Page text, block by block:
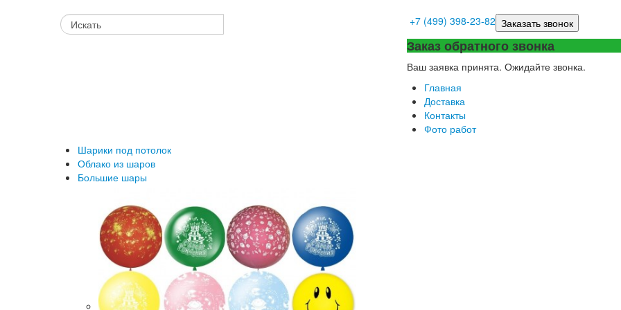
+7 (499) 398-23-82 Заказать звонок
Заказ обратного звонка
Ваш заявка принята. Ожидайте звонка.
Главная
Доставка
Контакты
Фото работ
Шарики под потолок
Облако из шаров
Большие шары